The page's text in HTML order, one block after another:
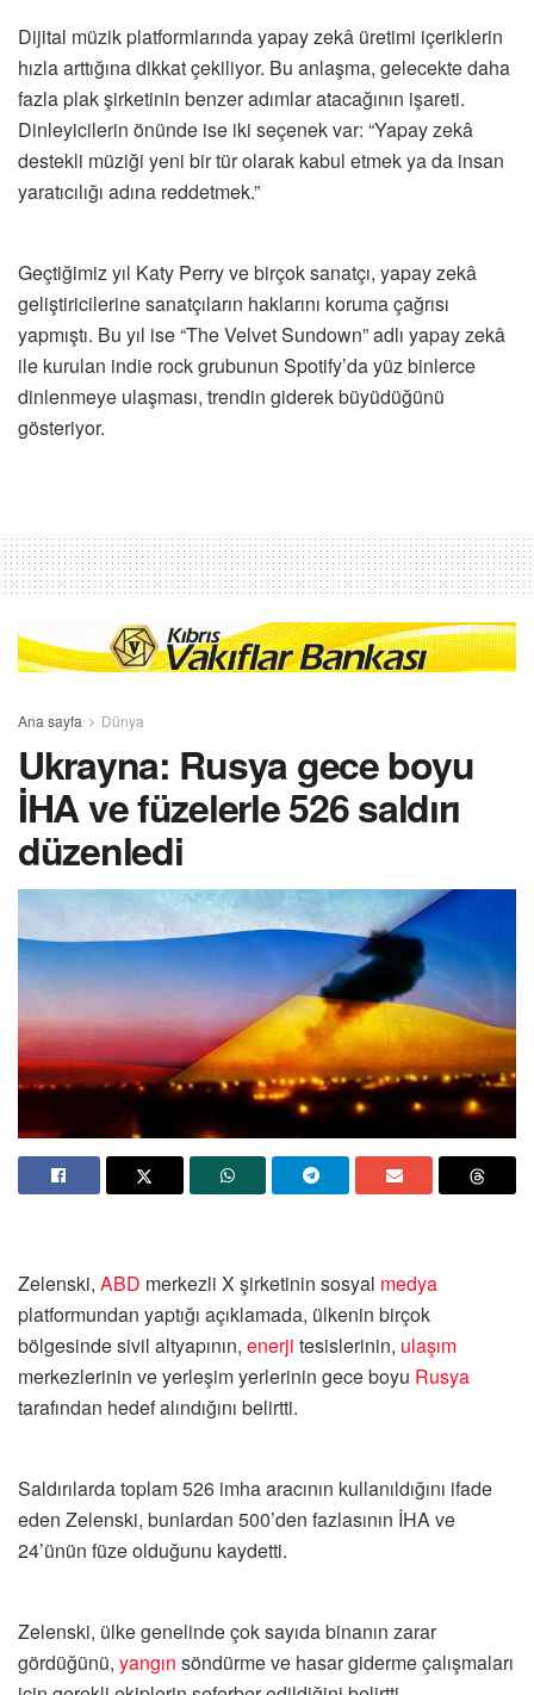
Dijital müzik platformlarında yapay zekâ üretimi içeriklerin
hızla arttığına dikkat çekiliyor. Bu anlaşma, gelecekte daha
fazla plak şirketinin benzer adımlar atacağının işareti.
Dinleyicilerin önünde ise iki seçenek var: “Yapay zekâ
destekli müziği yeni bir tür olarak kabul etmek ya da insan
yaratıcılığı adına reddetmek.”
Geçtiğimiz yıl Katy Perry ve birçok sanatçı, yapay zekâ
geliştiricilerine sanatçıların haklarını koruma çağrısı
yapmıştı. Bu yıl ise “The Velvet Sundown” adlı yapay zekâ
ile kurulan indie rock grubunun Spotify’da yüz binlerce
dinlenmeye ulaşması, trendin giderek büyüdüğünü
gösteriyor.
Ana sayfa Dünya
Ukrayna: Rusya gece boyu
İHA ve füzelerle 526 saldırı
düzenledi
Zelenski, ABD merkezli X şirketinin sosyal medya
platformundan yaptığı açıklamada, ülkenin birçok
bölgesinde sivil altyapının, enerji tesislerinin, ulaşım
merkezlerinin ve yerleşim yerlerinin gece boyu Rusya
tarafından hedef alındığını belirtti.
Saldırılarda toplam 526 imha aracının kullanıldığını ifade
eden Zelenski, bunlardan 500’den fazlasının İHA ve
24’ünün füze olduğunu kaydetti.
Zelenski, ülke genelinde çok sayıda binanın zarar
gördüğünü, yangın söndürme ve hasar giderme çalışmaları